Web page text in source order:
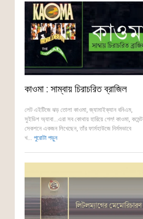
কাওমা : সাম্বায় চিরাচরিত ব্রাজিল
লেট এইটিজে ঝড় তোলা কাওমা, জ্যামাইক্যান বনিএম,
সুইডিশ অ্যাবা...এরা সব কোথায় হারিয়ে গেল! কাওমা, কমেন্ট
সেকশনে একজন লিখেছেন, তাঁর ফার্মহাউজে নির্মমভাবে
খ... পুরোটা পড়ুন